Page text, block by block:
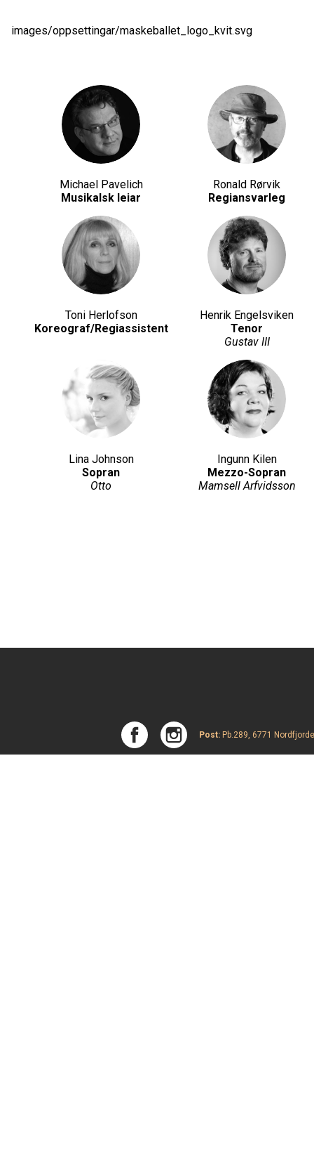
images/oppsettingar/maskeballet_logo_kvit.svg
Michael Pavelich
Musikalsk leiar
Ronald Rørvik
Regiansvarleg
Toni Herlofson
Koreograf/Regiassistent
Henrik Engelsviken
Tenor
Gustav III
Lina Johnson
Sopran
Otto
Ingunn Kilen
Mezzo-Sopran
Mamsell Arfvidsson
Post:Pb.289, 6771